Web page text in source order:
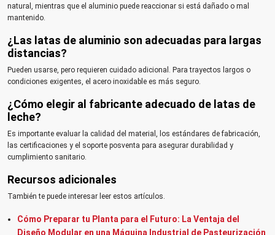
natural, mientras que el aluminio puede reaccionar si está dañado o mal
mantenido.
¿Las latas de aluminio son adecuadas para largas
distancias?
Pueden usarse, pero requieren cuidado adicional. Para trayectos largos o
condiciones exigentes, el acero inoxidable es más seguro.
¿Cómo elegir al fabricante adecuado de latas de
leche?
Es importante evaluar la calidad del material, los estándares de fabricación,
las certificaciones y el soporte posventa para asegurar durabilidad y
cumplimiento sanitario.
Recursos adicionales
También te puede interesar leer estos artículos.
Cómo Preparar tu Planta para el Futuro: La Ventaja del
Diseño Modular en una Máquina Industrial de Pasteurización